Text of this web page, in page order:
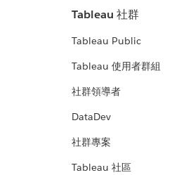
Tableau 社群
Tableau Public
Tableau 使用者群組
社群領導者
DataDev
社群專案
Tableau 社區